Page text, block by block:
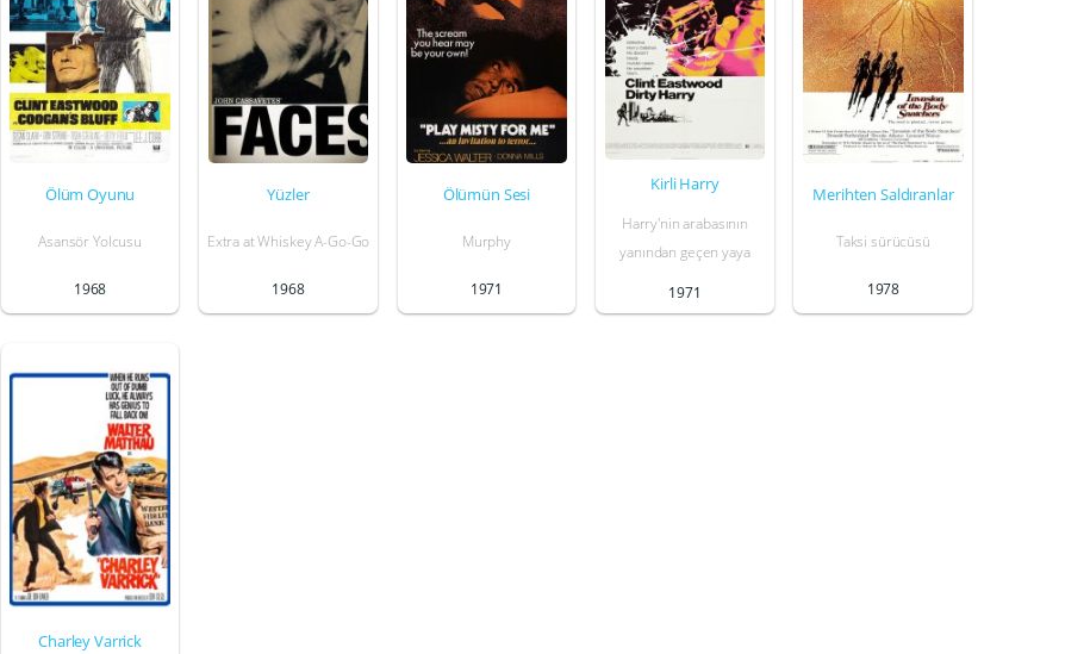
Ölüm Oyunu
Asansör Yolcusu
1968
Yüzler
Extra at Whiskey A-Go-Go
1968
Ölümün Sesi
Murphy
1971
Kirli Harry
Harry'nin arabasının
yanından geçen yaya
1971
Merihten Saldıranlar
Taksi sürücüsü
1978
Charley Varrick